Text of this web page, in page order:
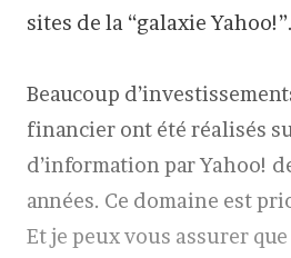
sites de la “galaxie Yahoo!”.
Beaucoup
financier ont été réalisés
d’information par Yahoo!
années. Ce domaine est
Et je peux vous assurer que